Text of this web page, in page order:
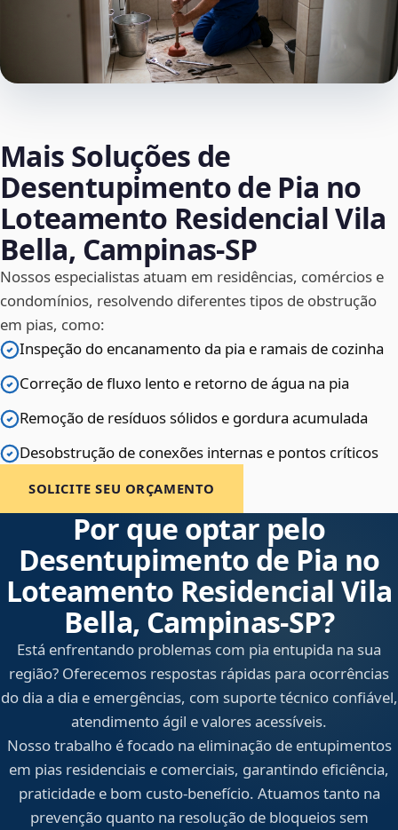
Mais Soluções de
Desentupimento de Pia no
Loteamento Residencial Vila
Bella, Campinas‑SP
Nossos especialistas atuam em residências, comércios e
condomínios, resolvendo diferentes tipos de obstrução
em pias, como:
Inspeção do encanamento da pia e ramais de cozinha
Correção de fluxo lento e retorno de água na pia
Remoção de resíduos sólidos e gordura acumulada
Desobstrução de conexões internas e pontos críticos
SOLICITE SEU ORÇAMENTO
Por que optar pelo
Desentupimento de Pia no
Loteamento Residencial Vila
Bella, Campinas‑SP?
Está enfrentando problemas com pia entupida na sua
região? Oferecemos respostas rápidas para ocorrências
do dia a dia e emergências, com suporte técnico confiável,
atendimento ágil e valores acessíveis.
Nosso trabalho é focado na eliminação de entupimentos
em pias residenciais e comerciais, garantindo eficiência,
praticidade e bom custo-benefício. Atuamos tanto na
prevenção quanto na resolução de bloqueios sem